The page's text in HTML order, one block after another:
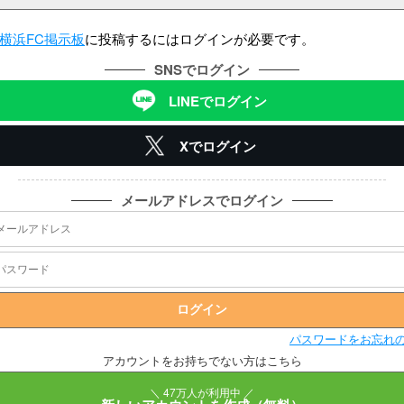
浜FC掲示板に投稿するにはログインが必要です。
SNSでログイン
LINEでログイン
Xでログイン
メールアドレスでログイン
パスワードをお忘れ
アカウントをお持ちでない方はこちら
＼ 47万人が利用中 ／